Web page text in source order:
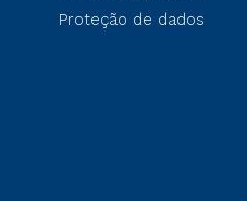
Proteção de dados